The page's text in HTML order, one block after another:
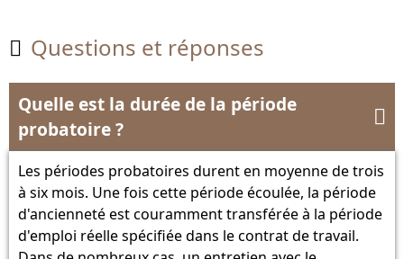
 Questions et réponses
Quelle est la durée de la période
probatoire ?

Les périodes probatoires durent en moyenne de trois
à six mois. Une fois cette période écoulée, la période
d'ancienneté est couramment transférée à la période
d'emploi réelle spécifiée dans le contrat de travail.